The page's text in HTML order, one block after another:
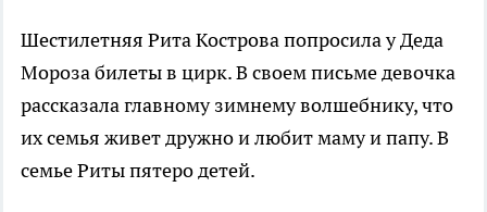
Шестилетняя Рита Кострова попросила у Деда
Мороза билеты в цирк. В своем письме девочка
рассказала главному зимнему волшебнику, что
их семья живет дружно и любит маму и папу. В
семье Риты пятеро детей.